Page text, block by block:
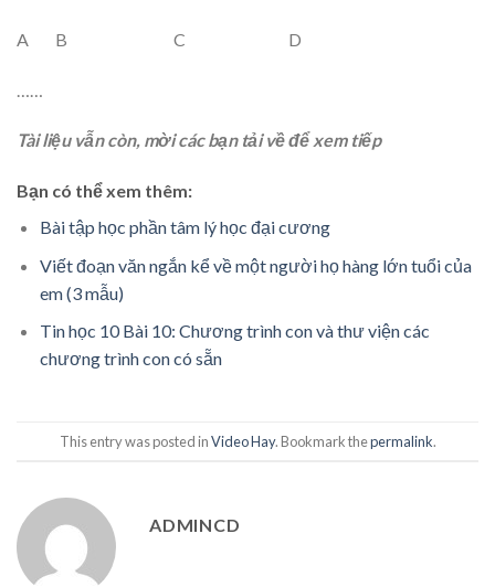
A B C D
Tài liệu vẫn còn, mời các bạn tải về để xem tiếp
Bạn có thể xem thêm:
Bài tập học phần tâm lý học đại cương
Viết đoạn văn ngắn kể về một người họ hàng lớn tuổi của
em (3 mẫu)
Tin học 10 Bài 10: Chương trình con và thư viện các
chương trình con có sẵn
This entry was posted inVideo Hay. Bookmark thepermalink.
ADMINCD